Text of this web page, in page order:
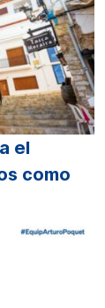
el
como